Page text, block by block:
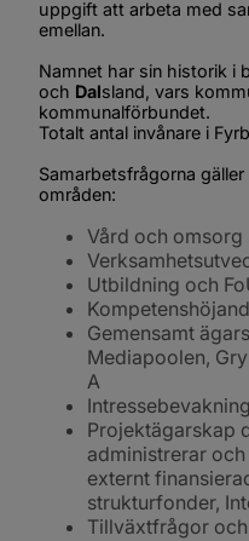
uppgift att arbeta med
emellan.
Namnet har sin historik i
och Dalsland, vars
kommunalförbundet.
Totalt antal invånare i
Samarbetsfrågorna
områden:
Vård och
Utbildning och
Gemensamt
Mediapoolen,
A
Intressebevakning
Projektägarskap
administrerar
externt
strukturfonder,
Tillväxtfrågor